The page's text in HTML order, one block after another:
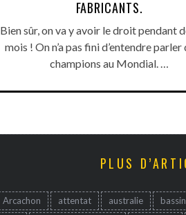
FABRICANTS.
Bien sûr, on va y avoir le droit pendant
mois ! On n’a pas fini d’entendre parler
champions au Mondial. …
PLUS
Arcachon attentat australie